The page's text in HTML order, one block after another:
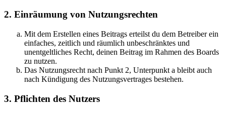
2. Einräumung von Nutzungsrechten
Mit dem Erstellen eines Beitrags erteilst du dem Betreiber ein
einfaches, zeitlich und räumlich unbeschränktes und
unentgeltliches Recht, deinen Beitrag im Rahmen des Boards
zu nutzen.
Das Nutzungsrecht nach Punkt 2, Unterpunkt a bleibt auch
nach Kündigung des Nutzungsvertrages bestehen.
3. Pflichten des Nutzers